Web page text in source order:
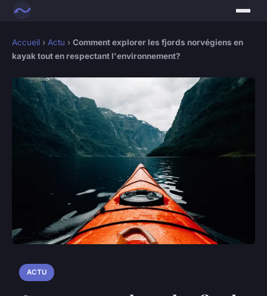
Accueil › Actu › Comment explorer les fjords norvégiens en
kayak tout en respectant l'environnement?
ACTU